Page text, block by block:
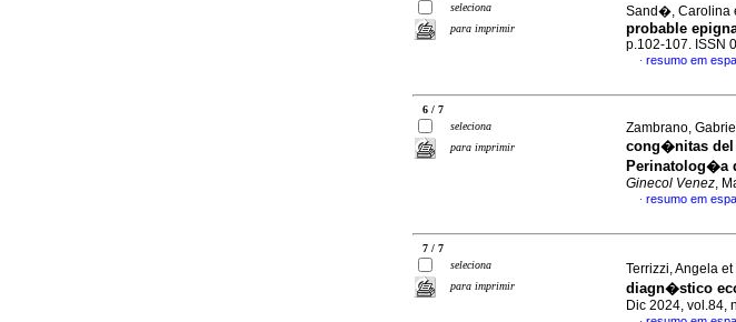
seleciona
para imprimir
Sand�, Carolina
probable
p.102-107. ISSN
· resumo em
6 / 7
seleciona
para imprimir
Zambrano,
cong�nitas del
Perinatolog�a
Ginecol Venez,
· resumo em
7 / 7
seleciona
para imprimir
Terrizzi, Angela et
diagn�stico
Dic 2024, vol.84,